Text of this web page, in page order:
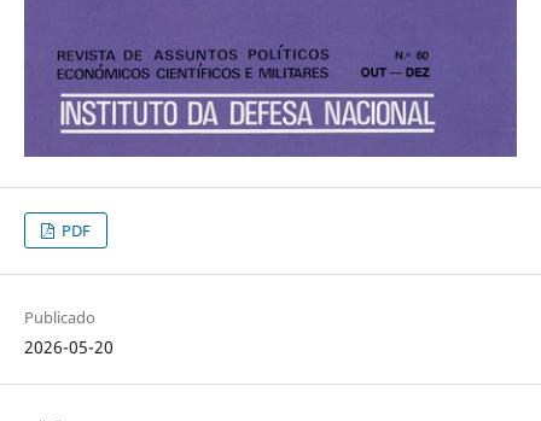
PDF
Publicado
2026-05-20